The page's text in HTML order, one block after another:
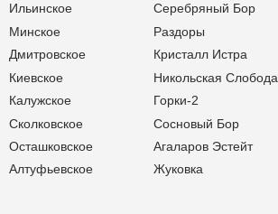
Ильинское
Минское
Дмитровское
Киевское
Калужское
Сколковское
Осташковское
Алтуфьевское
Серебряный Бор
Раздоры
Кристалл Истра
Никольская Слобода
Горки-2
Сосновый Бор
Агаларов Эстейт
Жуковка